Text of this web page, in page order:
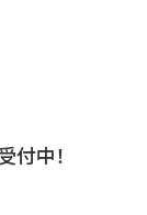
付中！